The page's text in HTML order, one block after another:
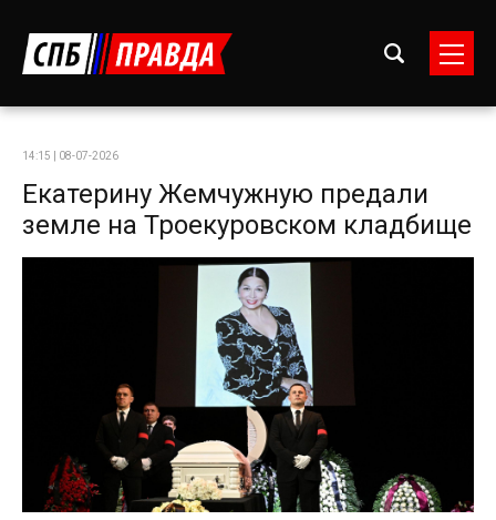
14:15 | 08-07-2026
Екатерину Жемчужную предали
земле на Троекуровском кладбище